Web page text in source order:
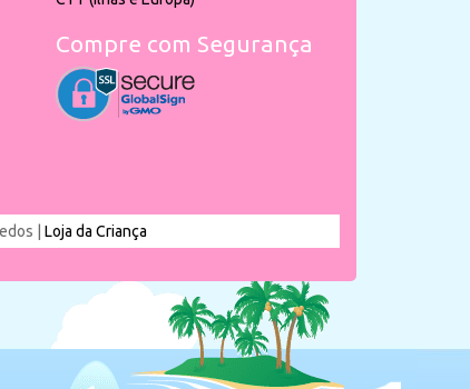
Compre com Segurança
| Loja da Criança